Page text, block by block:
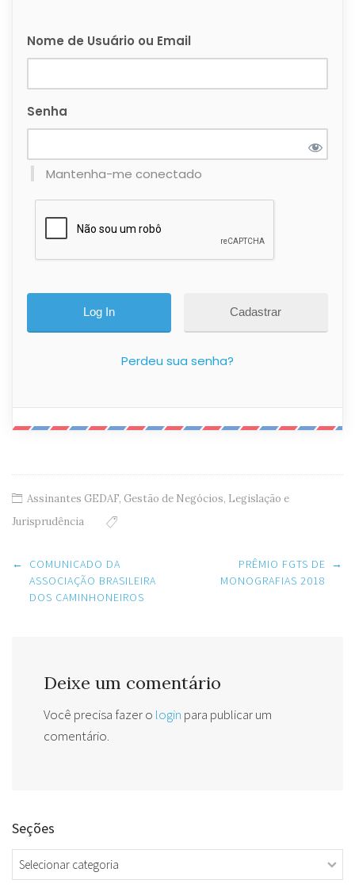
Nome de Usuário ou Email
Senha
Mantenha-me conectado
Cadastrar
Perdeu sua senha?
Assinantes GEDAF, Gestão de Negócios, Legislação e
Jurisprudência
Post
navigation
←
COMUNICADO DA
ASSOCIAÇÃO BRASILEIRA
DOS CAMINHONEIROS
PRÊMIO FGTS DE
MONOGRAFIAS 2018
→
Deixe um comentário
Você precisa fazer o login para publicar um
comentário.
Seções
Seções